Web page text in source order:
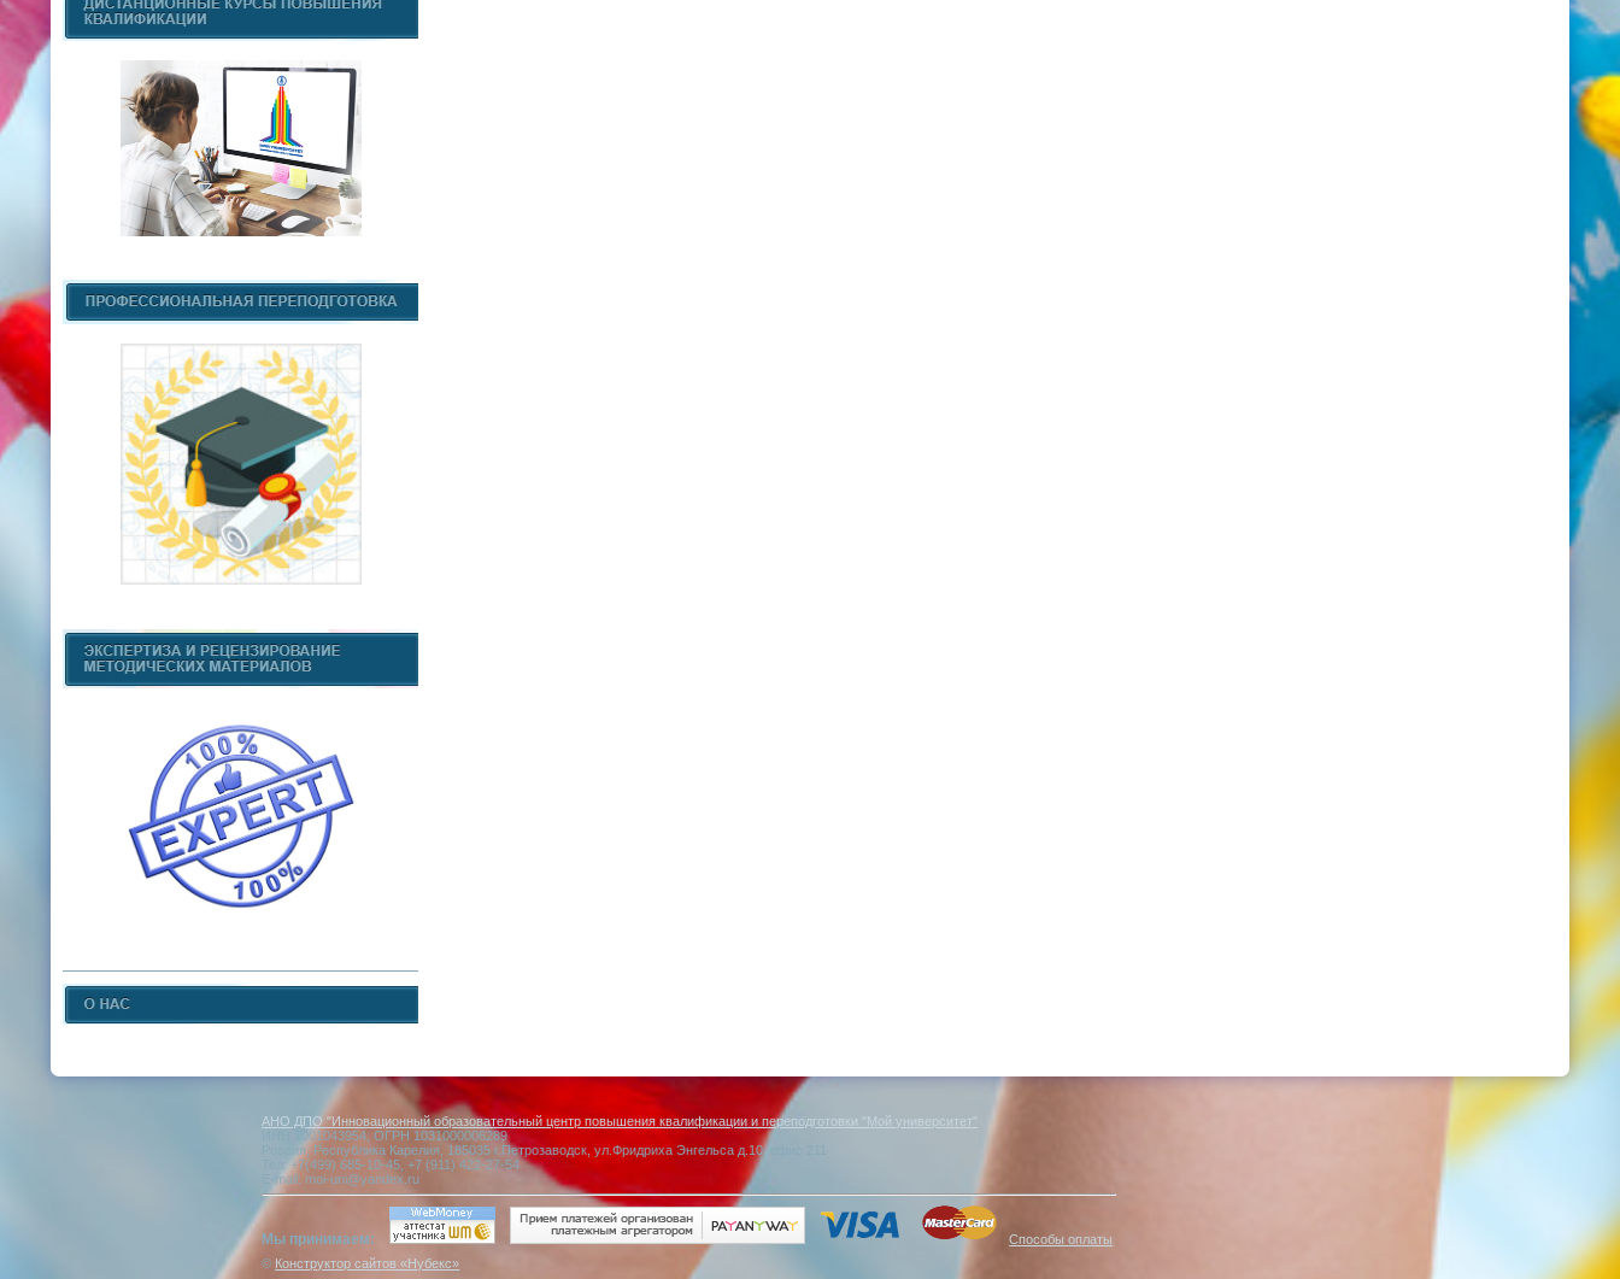
АНО ДПО "Инновационный образовательный центр повышения квалификации и переподготовки "Мой университет"
ИНН 1001043954, ОГРН 1031000006289
Россия, Республика Карелия, 185035 г.Петрозаводск, ул.Фридриха Энгельса д.10, офис 211
Тел: +7(499) 685-10-45, +7 (911) 422-27-54
E-mail: moi-uni@yandex.ru
Мы принимаем:
Способы оплаты
© Конструктор сайтов «Нубекс»